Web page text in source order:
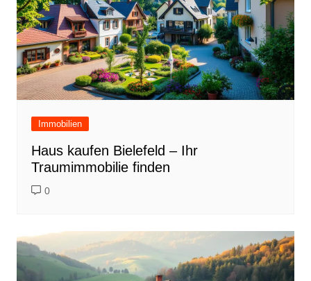
Immobilien
Haus kaufen Bielefeld – Ihr
Traumimmobilie finden
0